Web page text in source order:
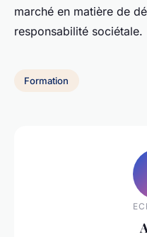
marché en matière de
responsabilité sociétale.
Formation